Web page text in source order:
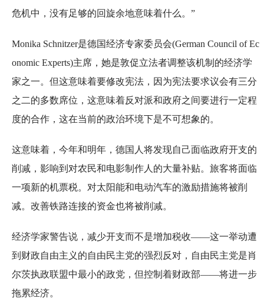
危机中，没有足够的回旋余地意味着什么。”
Monika Schnitzer是德国经济专家委员会(German Council of Ec
onomic Experts)主席，她是敦促立法者调整该机制的经济学
家之一。但这意味着要修改宪法，因为宪法要求议会有三分
之二的多数席位，这意味着反对派和政府之间要进行一定程
度的合作，这在当前的政治环境下是不可想象的。
这意味着，今年和明年，德国人将发现自己面临政府开支的
削减，影响到对农民和电影制作人的大量补贴。旅客将面临
一项新的机票税。对太阳能和电动汽车的激励措施将被削
减。改善铁路连接的资金也将被削减。
经济学家警告说，减少开支而不是增加税收——这一举动遭
到财政自由主义的自由民主党的强烈反对，自由民主党是肖
尔茨执政联盟中最小的政党，但控制着财政部——将进一步
拖累经济。